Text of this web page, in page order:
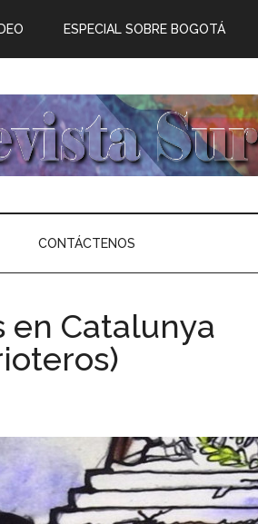
ESPECIAL SOBRE BOGOTÁ
CONTÁCTENOS
en Catalunya